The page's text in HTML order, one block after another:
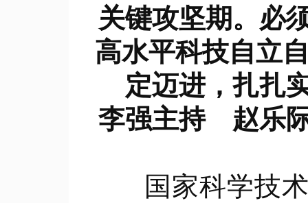
关键攻坚期。必
高水平科技自立
定迈进，扎扎
李强主持 赵乐
国家科学技术